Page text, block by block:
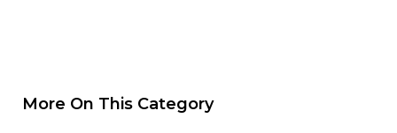
More On This Category